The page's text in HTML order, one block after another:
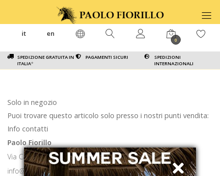
SPEDIZIONE GRATUITA IN
ITALIA*
PAGAMENTI SICURI
SPEDIZIONI
INTERNAZIONALI
it en
0
Solo in negozio
Puoi trovare questo articolo solo presso i nostri punti vendita:
Info contatti
Paolo Fiorillo
Via Calabritto 9 80121 Napoli
info@paolofiorillo.com